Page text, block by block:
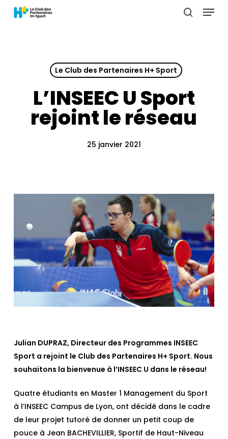
Skip
Menu
Le Club des Partenaires H+ Sport
L’INSEEC U Sport
rejoint le réseau
25 janvier 2021
Julian DUPRAZ, Directeur des Programmes INSEEC
Sport a rejoint le Club des Partenaires H+ Sport. Nous
souhaitons la bienvenue à l’INSEEC U dans le réseau!
Quatre étudiants en Master 1 Management du Sport
à l’INSEEC Campus de Lyon, ont décidé dans le cadre
de leur projet tutoré de donner un petit coup de
pouce à Jean BACHEVILLIER, Sportif de Haut-Niveau